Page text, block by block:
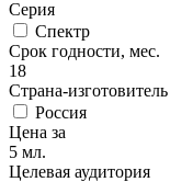
Серия
Спектр
Срок годности, мес.
18
Страна-изготовитель
Россия
Цена за
5 мл.
Целевая аудитория